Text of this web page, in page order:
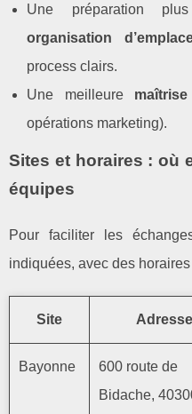
Une préparation
organisation
process clairs.
Une meilleure
opérations marketing).
Sites et horaires : où
équipes
Pour faciliter les
indiquées, avec des
Site Adresse
Bayonne
600 route de
Bidache,